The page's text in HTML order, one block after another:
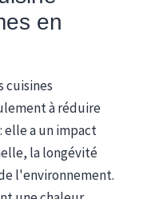
en
cuisines
à réduire
elle a un impact
la longévité
l'environnement.